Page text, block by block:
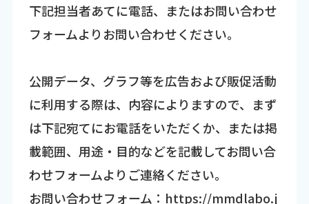
下記担当者あてに電話、またはお問い合わせ
フォームよりお問い合わせください。
公開データ、グラフ等を広告および販促活動
に利用する際は、内容によりますので、まず
は下記宛てにお電話をいただくか、または掲
載範囲、用途・目的などを記載してお問い合
わせフォームよりご連絡ください。
お問い合わせフォーム： https://mmdlabo.j